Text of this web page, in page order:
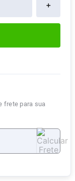
＋
frete para sua